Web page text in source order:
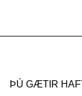
ÞÚ GÆTIR